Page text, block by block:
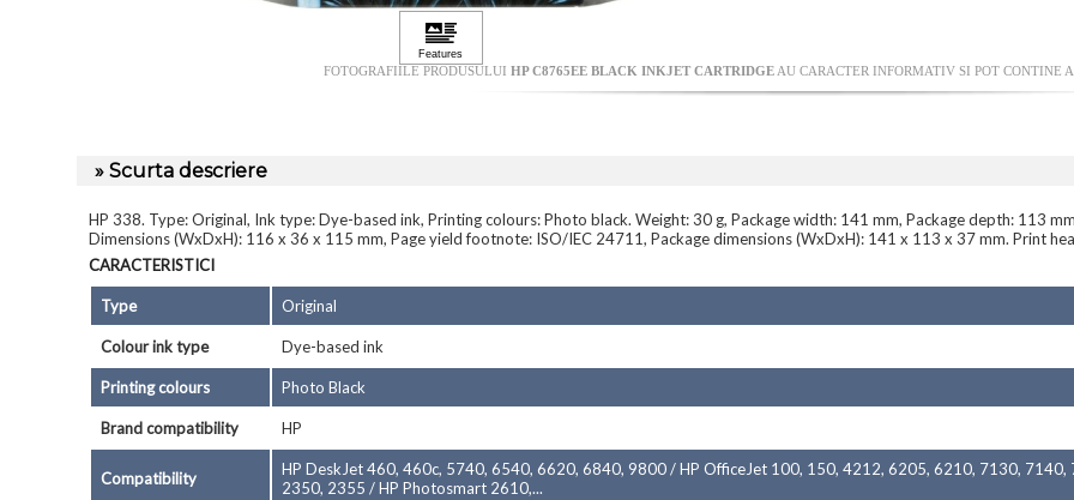
FOTOGRAFIILE PRODUSULUI HP C8765EE BLACK INKJET CARTRIDGEAU CARACTER INFORMATIV SI POT CONTINE
» Scurta descriere
HP 338. Type: Original, Ink type: Dye-based ink, Printing colours: Photo black. Weight: 30 g, Package width: 141 mm, Package depth: 113
Dimensions (WxDxH): 116 x 36 x 115 mm, Page yield footnote: ISO/IEC 24711, Package dimensions (WxDxH): 141 x 113 x 37 mm. Print
CARACTERISTICI
Type Original
Colour ink type Dye-based ink
Printing colours Photo Black
Brand compatibility HP
Compatibility
HP DeskJet 460, 460c, 5740, 6540, 6620, 6840, 9800 / HP OfficeJet 100, 150, 4212, 6205, 6210, 7130,
2350, 2355 / HP Photosmart 2610,...